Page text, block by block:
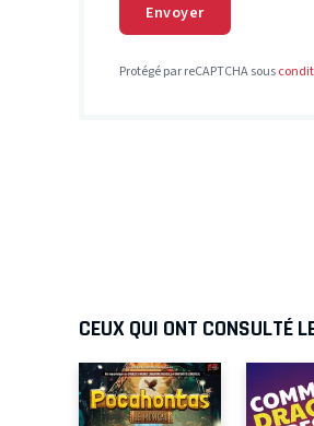
Envoyer
Protégé par reCAPTCHA sous
CEUX QUI ONT CONSULTÉ